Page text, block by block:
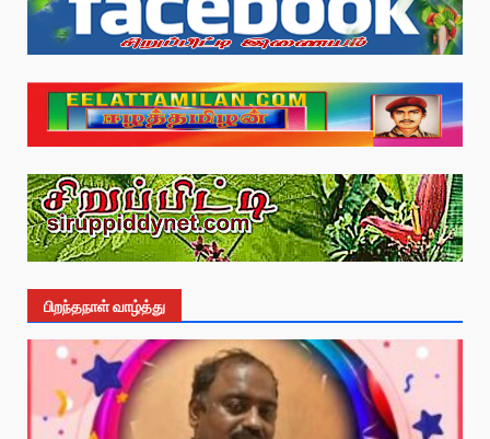
பிறந்தநாள் வாழ்த்து